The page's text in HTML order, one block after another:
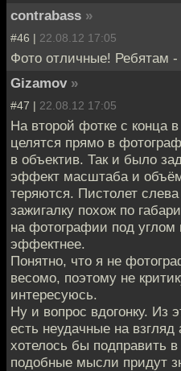
contrabass »
#46 | 22.08.12 17:05
Фото отличные! Ребятам
Gizamov »
#47 | 22.08.12 17:05
На второй фотке с конца
целятся прямо в
в объектив. Так и было
эффект масштаба и
теряются. Пистолет
зажигалку похож по
на фотографии под углом
эффектнее.
Понятно, что я не
весомо, поэтому не
интересуюсь.
Ну и вопрос вдогонку. Из
есть неудачные на взгляд
хотелось бы подправить
подобные мысли придут